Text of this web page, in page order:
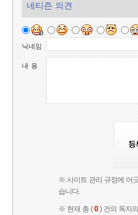
네티즌 의견
닉네임
내 용
※ 사이트 관리 규정에 어
습니다.
※ 현재 총 (0) 건의 독자